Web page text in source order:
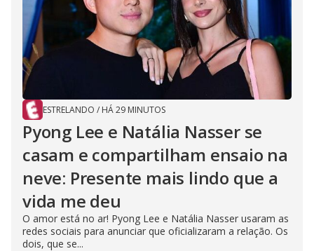
ESTRELANDO / HÁ 29 MINUTOS
Pyong Lee e Natália Nasser se
casam e compartilham ensaio na
neve: Presente mais lindo que a
vida me deu
O amor está no ar! Pyong Lee e Natália Nasser usaram as
redes sociais para anunciar que oficializaram a relação. Os
dois, que se...